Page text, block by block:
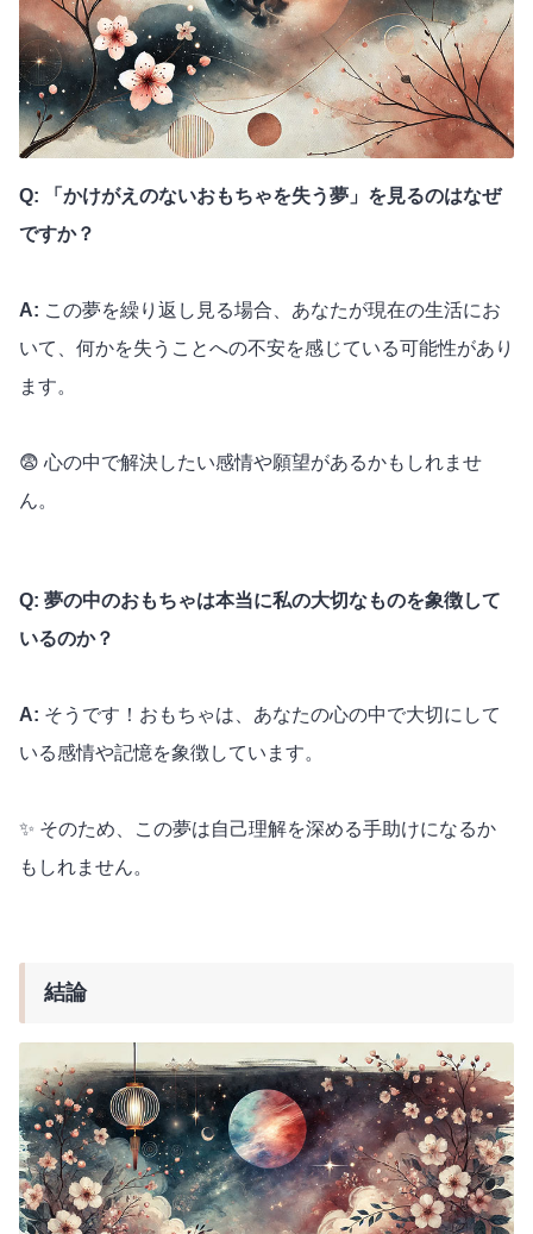
Q: 「かけがえのないおもちゃを失う夢」を見るのはなぜ
ですか？
A: この夢を繰り返し見る場合、あなたが現在の生活にお
いて、何かを失うことへの不安を感じている可能性があり
ます。
😨 心の中で解決したい感情や願望があるかもしれませ
ん。
Q: 夢の中のおもちゃは本当に私の大切なものを象徴して
いるのか？
A: そうです！おもちゃは、あなたの心の中で大切にして
いる感情や記憶を象徴しています。
✨ そのため、この夢は自己理解を深める手助けになるか
もしれません。
結論